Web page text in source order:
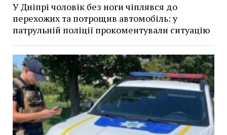
У Дніпрі чоловік без ноги чіплявся до
перехожих та потрощив автомобіль: у
патрульній поліції прокоментували ситуацію